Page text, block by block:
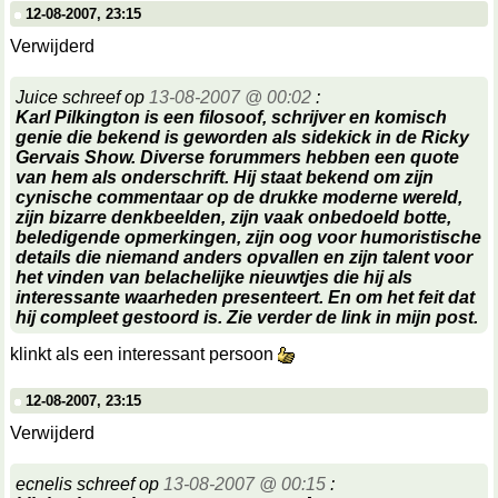
12-08-2007, 23:15
Verwijderd
Juice schreef op 13-08-2007 @ 00:02 :
Karl Pilkington is een filosoof, schrijver en komisch
genie die bekend is geworden als sidekick in de Ricky
Gervais Show. Diverse forummers hebben een quote
van hem als onderschrift. Hij staat bekend om zijn
cynische commentaar op de drukke moderne wereld,
zijn bizarre denkbeelden, zijn vaak onbedoeld botte,
beledigende opmerkingen, zijn oog voor humoristische
details die niemand anders opvallen en zijn talent voor
het vinden van belachelijke nieuwtjes die hij als
interessante waarheden presenteert. En om het feit dat
hij compleet gestoord is. Zie verder de link in mijn post.
klinkt als een interessant persoon
12-08-2007, 23:15
Verwijderd
ecnelis schreef op 13-08-2007 @ 00:15 :